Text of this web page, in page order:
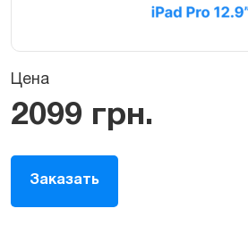
Цена
2099 грн.
Заказать